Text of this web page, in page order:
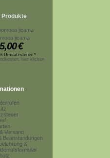
Produkte
jicama
5,00€
Umsatzsteuer *
hier klicken
Versand
Beanstandungen
&